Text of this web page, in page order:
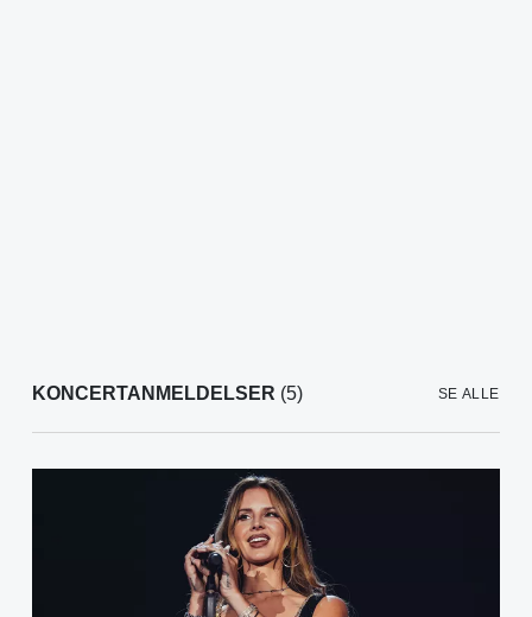
KONCERTANMELDELSER (5) SE ALLE